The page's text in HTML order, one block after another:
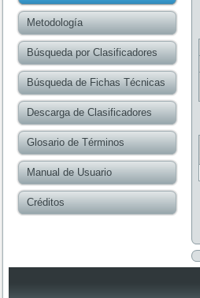
Metodología
Búsqueda por Clasificadores
Búsqueda de Fichas Técnicas
Descarga de Clasificadores
Glosario de Términos
Manual de Usuario
Créditos